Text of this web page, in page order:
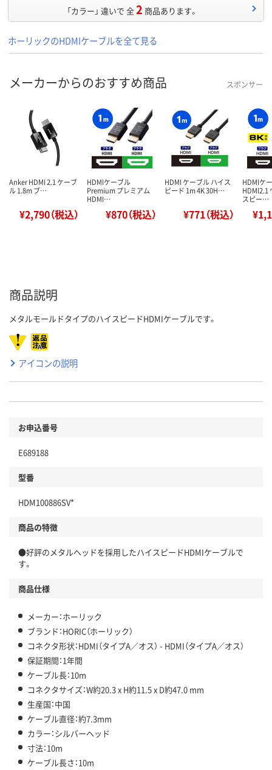
「カラー」 違いで 全2 商品あります。
ホーリックのHDMIケーブルを全て見る
メーカーからのおすすめ商品 スポンサー
Anker HDMI 2.1 ケーブ
ル 1.8m ブ…
¥2,790（税込）
HDMIケーブル
Premium プレミアム
HDMI…
¥870（税込）
HDMI ケーブル ハイス
ピード 1m 4K 30H…
¥771（税込）
HDMIケ
HDMI2.1
スピー…
商品説明
メタルモールドタイプのハイスピードHDMIケーブルです。
アイコンの説明
お申込番号
E689188
型番
HDM100886SV*
商品の特徴
●好評のメタルヘッドを採用したハイスピードHDMIケーブルで
す。
商品仕様
メーカー：ホーリック
ブランド：HORIC（ホーリック）
コネクタ形状：HDMI（タイプA／オス） - HDMI（タイプA／オス）
保証期間：1年間
ケーブル長：10m
コネクタサイズ：W約20.3 x H約11.5 x D約47.0 mm
生産国：中国
ケーブル直径：約7.3mm
カラー：シルバーヘッド
寸法：10m
ケーブル長さ：10m